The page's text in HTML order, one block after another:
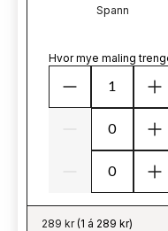
Spann
Hvor mye maling
289 kr(1 á 289 kr)